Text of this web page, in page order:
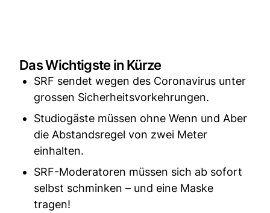
Das Wichtigste in Kürze
SRF sendet wegen des Coronavirus unter
grossen Sicherheitsvorkehrungen.
Studiogäste müssen ohne Wenn und Aber
die Abstandsregel von zwei Meter
einhalten.
SRF-Moderatoren müssen sich ab sofort
selbst schminken – und eine Maske
tragen!